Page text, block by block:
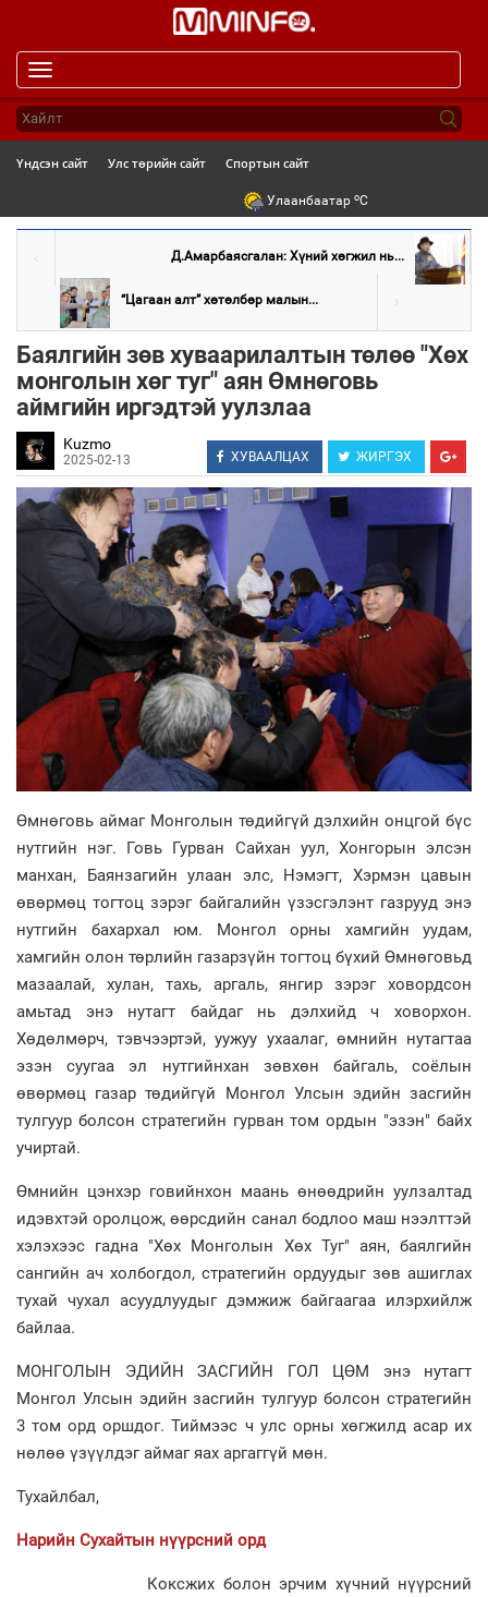
navigation
Үндсэн сайт Улс төрийн сайт Спортын сайт
Улаанбаатар oC
Д.Амарбаясгалан: Хүний хөгжил нь...
“Цагаан алт” хөтөлбөр малын...
Баялгийн зөв хуваарилалтын төлөө "Хөх
монголын хөг туг" аян Өмнөговь
аймгийн иргэдтэй уулзлаа
Kuzmo
2025-02-13 ХУВААЛЦАХ ЖИРГЭХ
Өмнөговь аймаг Монголын төдийгүй дэлхийн онцгой бүс
нутгийн нэг. Говь Гурван Сайхан уул, Хонгорын элсэн
манхан, Баянзагийн улаан элс, Нэмэгт, Хэрмэн цавын
өвөрмөц тогтоц зэрэг байгалийн үзэсгэлэнт газрууд энэ
нутгийн бахархал юм. Монгол орны хамгийн уудам,
хамгийн олон төрлийн газарзүйн тогтоц бүхий Өмнөговьд
мазаалай, хулан, тахь, аргаль, янгир зэрэг ховордсон
амьтад энэ нутагт байдаг нь дэлхийд ч ховорхон.
Хөдөлмөрч, тэвчээртэй, уужуу ухаалаг, өмнийн нутагтаа
эзэн суугаа эл нутгийнхан зөвхөн байгаль, соёлын
өвөрмөц газар төдийгүй Монгол Улсын эдийн засгийн
тулгуур болсон стратегийн гурван том ордын "эзэн" байх
учиртай.
Өмнийн цэнхэр говийнхон маань өнөөдрийн уулзалтад
идэвхтэй оролцож, өөрсдийн санал бодлоо маш нээлттэй
хэлэхээс гадна "Хөх Монголын Хөх Туг" аян, баялгийн
сангийн ач холбогдол, стратегийн ордуудыг зөв ашиглах
тухай чухал асуудлуудыг дэмжиж байгаагаа илэрхийлж
байлаа.
МОНГОЛЫН ЭДИЙН ЗАСГИЙН ГОЛ ЦӨМ энэ нутагт
Монгол Улсын эдийн засгийн тулгуур болсон стратегийн
3 том орд оршдог. Тиймээс ч улс орны хөгжилд асар их
нөлөө үзүүлдэг аймаг яах аргаггүй мөн.
Тухайлбал,
Нарийн Сухайтын нүүрсний орд
Коксжих болон эрчим хүчний нүүрсний